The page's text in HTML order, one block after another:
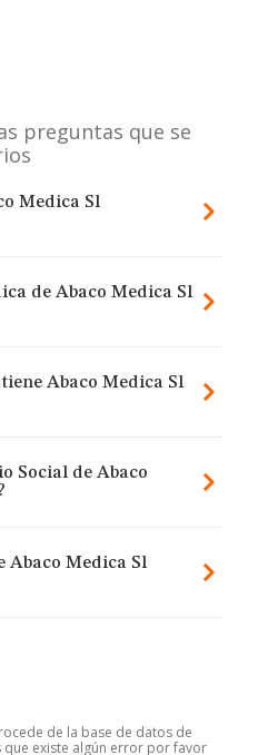
preguntas que se
Medica Sl
de Abaco Medica Sl
Abaco Medica Sl
Social de Abaco
Abaco Medica Sl
de la base de datos de
que existe algún error por favor